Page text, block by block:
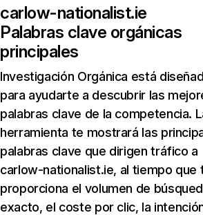
carlow-nationalist.ie
Palabras clave orgánicas
principales
Investigación Orgánica está
para ayudarte a descubrir las
palabras clave de la competencia.
herramienta te mostrará las
palabras clave que dirigen tráfico a
carlow-nationalist.ie, al tiempo que
proporciona el volumen de
exacto, el coste por clic, la